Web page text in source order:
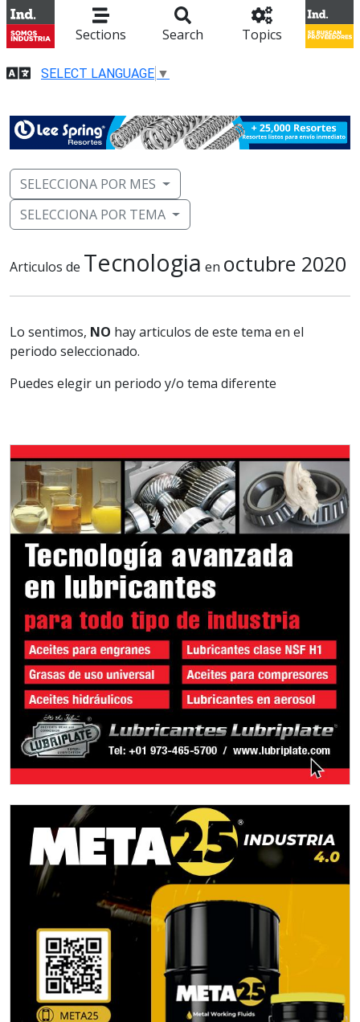
Sections Search Topics
SELECT LANGUAGE ▼
SELECCIONA POR MES
SELECCIONA POR TEMA
Articulos de Tecnologia en octubre 2020
Lo sentimos, NO hay articulos de este tema en el
periodo seleccionado.
Puedes elegir un periodo y/o tema diferente